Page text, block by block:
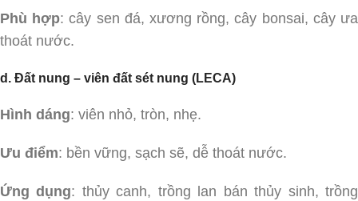
Phù hợp: cây sen đá, xương rồng, cây bonsai, cây ưa
thoát nước.
d. Đất nung – viên đất sét nung (LECA)
Hình dáng: viên nhỏ, tròn, nhẹ.
Ưu điểm: bền vững, sạch sẽ, dễ thoát nước.
Ứng dụng: thủy canh, trồng lan bán thủy sinh, trồng